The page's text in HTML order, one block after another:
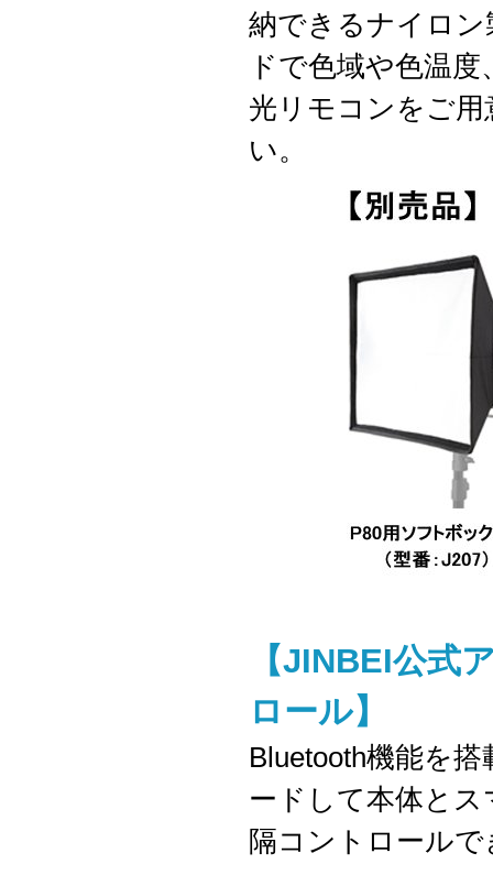
納できるナイロ
ドで色域や色温
光リモコンをご
い。
【JINBEI公式
ロール】
Bluetooth機能を
ードして本体と
隔コントロール